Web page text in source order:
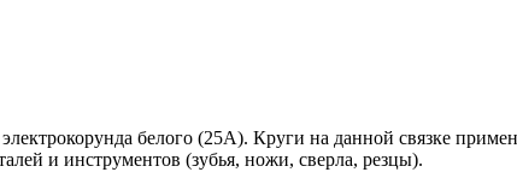
белого (25А). Круги на данной связке
и инструментов (зубья, ножи, сверла, резцы).